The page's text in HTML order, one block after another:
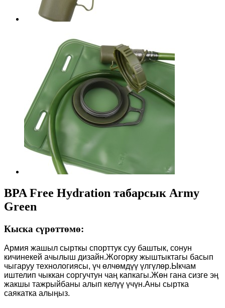
BPA Free Hydration табарсык Army
Green
Кыска сүрөттөмө:
Армия жашыл сырткы спорттук суу баштык, сонун
кичинекей ачылыш дизайн.Жогорку жыштыктагы басып
чыгаруу технологиясы, үч өлчөмдүү үлгүлөр.Ыкчам
иштелип чыккан соргучтун чаң капкагы.Жөн гана сизге эң
жакшы тажрыйбаны алып келүү үчүн.Аны сыртка
саякатка алыңыз.